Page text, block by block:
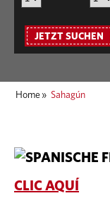
JETZT SUCHEN
Home » Sahagún
CLIC AQUÍ